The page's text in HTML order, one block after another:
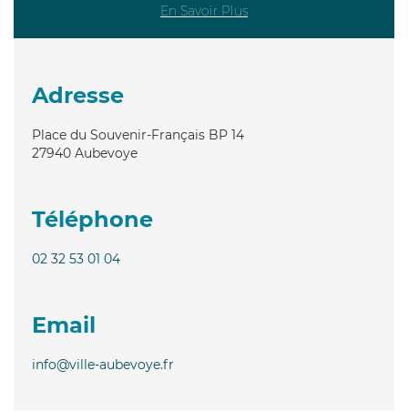
En Savoir Plus
Adresse
Place du Souvenir-Français BP 14
27940 Aubevoye
Téléphone
02 32 53 01 04
Email
info@ville-aubevoye.fr